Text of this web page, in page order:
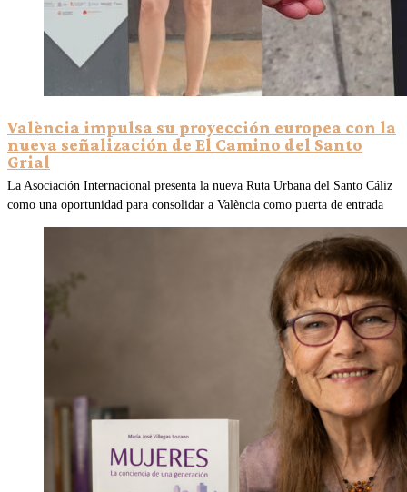
València impulsa su proyección europea con la
nueva señalización de El Camino del Santo
Grial
La Asociación Internacional presenta la nueva Ruta Urbana del Santo Cáliz
como una oportunidad para consolidar a València como puerta de entrada